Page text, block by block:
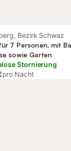
Bezirk Schwaz
7 Personen, mit
sowie Garten
Stornierung
pro Nacht